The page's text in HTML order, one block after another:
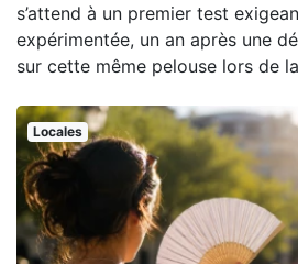
s’attend à un premier test
expérimentée, un an après une
sur cette même pelouse lors de
Locales